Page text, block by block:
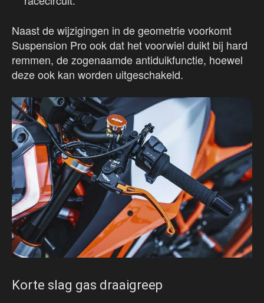
Naast de wijzigingen in de geometrie voorkomt
Suspension Pro ook dat het voorwiel duikt bij hard
remmen, de zogenaamde antiduikfunctie, hoewel
deze ook kan worden uitgeschakeld.
Korte slag gas draaigreep